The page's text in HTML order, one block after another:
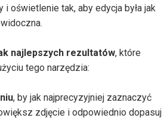
i oświetlenie tak, aby edycja była jak
najlepszych rezultatów, które
tego narzędzia:
, by jak najprecyzyjniej zaznaczyć
zdjęcie i odpowiednio dopasuj